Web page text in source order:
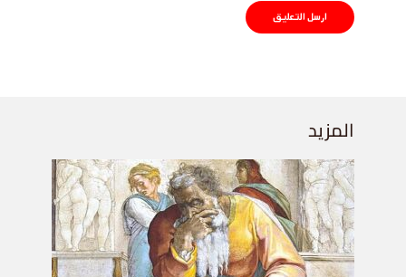
المزيد